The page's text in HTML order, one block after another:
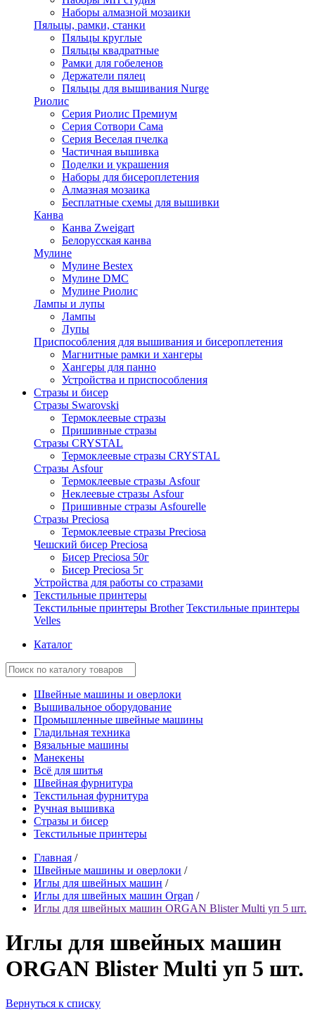
Наборы алмазной мозаики
Пяльцы, рамки, станки
Пяльцы круглые
Пяльцы квадратные
Рамки для гобеленов
Держатели пялец
Пяльцы для вышивания Nurge
Риолис
Серия Риолис Премиум
Серия Сотвори Сама
Серия Веселая пчелка
Частичная вышивка
Поделки и украшения
Наборы для бисероплетения
Алмазная мозаика
Бесплатные схемы для вышивки
Канва
Канва Zweigart
Белорусская канва
Мулине
Мулине Bestex
Мулине DMC
Мулине Риолис
Лампы и лупы
Лампы
Лупы
Приспособления для вышивания и бисероплетения
Магнитные рамки и хангеры
Хангеры для панно
Устройства и приспособления
Стразы и бисер
Стразы Swarovski
Термоклеевые стразы
Пришивные стразы
Стразы CRYSTAL
Термоклеевые стразы CRYSTAL
Стразы Asfour
Термоклеевые стразы Asfour
Неклеевые стразы Asfour
Пришивные стразы Asfourelle
Стразы Preciosa
Термоклеевые стразы Preciosa
Чешский бисер Preciosa
Бисер Preciosa 50г
Бисер Preciosa 5г
Устройства для работы со стразами
Текстильные принтеры
Текстильные принтеры Brother Текстильные принтеры
Velles
Каталог
Швейные машины и оверлоки
Вышивальное оборудование
Промышленные швейные машины
Гладильная техника
Вязальные машины
Манекены
Всё для шитья
Швейная фурнитура
Текстильная фурнитура
Ручная вышивка
Стразы и бисер
Текстильные принтеры
Главная /
Швейные машины и оверлоки /
Иглы для швейных машин /
Иглы для швейных машин Organ /
Иглы для швейных машин ORGAN Blister Multi уп 5 шт.
Иглы для швейных машин
ORGAN Blister Multi уп 5 шт.
Вернуться к списку